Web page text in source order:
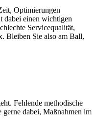
Optimierungen
dabei einen wichtigen
Servicequalität,
Bleiben Sie also am Ball,
Fehlende methodische
dabei, Maßnahmen im